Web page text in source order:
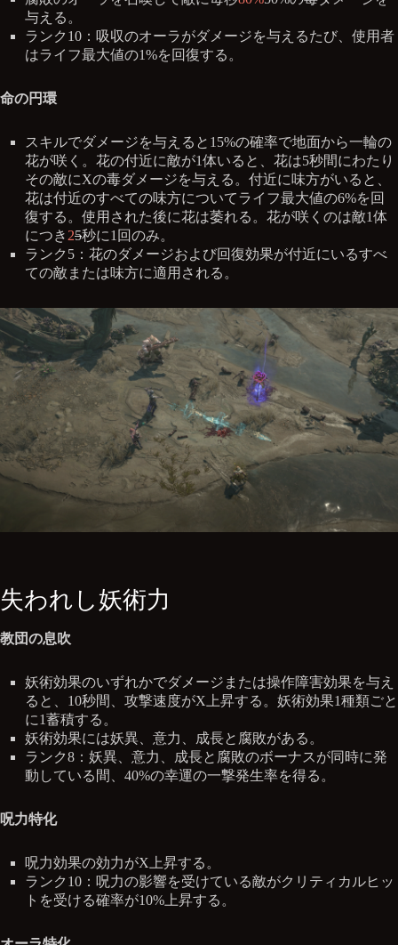
与える。
ランク10：吸収のオーラがダメージを与えるたび、使用者
はライフ最大値の1%を回復する。
命の円環
スキルでダメージを与えると15%の確率で地面から一輪の
花が咲く。花の付近に敵が1体いると、花は5秒間にわたり
その敵にXの毒ダメージを与える。付近に味方がいると、
花は付近のすべての味方についてライフ最大値の6%を回
復する。使用された後に花は萎れる。花が咲くのは敵1体
につき 25秒に1回のみ。
ランク5：花のダメージおよび回復効果が付近にいるすべ
ての敵または味方に適用される。
失われし妖術力
教団の息吹
妖術効果のいずれかでダメージまたは操作障害効果を与え
ると、10秒間、攻撃速度がX上昇する。妖術効果1種類ごと
に1蓄積する。
妖術効果には妖異、意力、成長と腐敗がある。
ランク8：妖異、意力、成長と腐敗のボーナスが同時に発
動している間、40%の幸運の一撃発生率を得る。
呪力特化
呪力効果の効力がX上昇する。
ランク10：呪力の影響を受けている敵がクリティカルヒッ
トを受ける確率が10%上昇する。